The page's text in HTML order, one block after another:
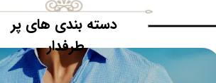
​دسته بندی های پر
طرفدار